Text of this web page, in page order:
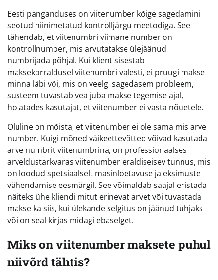
Eesti panganduses on viitenumber kõige sagedamini
seotud niinimetatud kontrolljärgu meetodiga. See
tähendab, et viitenumbri viimane number on
kontrollnumber, mis arvutatakse ülejäänud
numbrijada põhjal. Kui klient sisestab
maksekorraldusel viitenumbri valesti, ei pruugi makse
minna läbi või, mis on veelgi sagedasem probleem,
süsteem tuvastab vea juba makse tegemise ajal,
hoiatades kasutajat, et viitenumber ei vasta nõuetele.
Oluline on mõista, et viitenumber ei ole sama mis arve
number. Kuigi mõned väikeettevõtted võivad kasutada
arve numbrit viitenumbrina, on professionaalses
arveldustarkvaras viitenumber eraldiseisev tunnus, mis
on loodud spetsiaalselt masinloetavuse ja eksimuste
vähendamise eesmärgil. See võimaldab saajal eristada
näiteks ühe kliendi mitut erinevat arvet või tuvastada
makse ka siis, kui ülekande selgitus on jäänud tühjaks
või on seal kirjas midagi ebaselget.
Miks on viitenumber maksete puhul
niivõrd tähtis?